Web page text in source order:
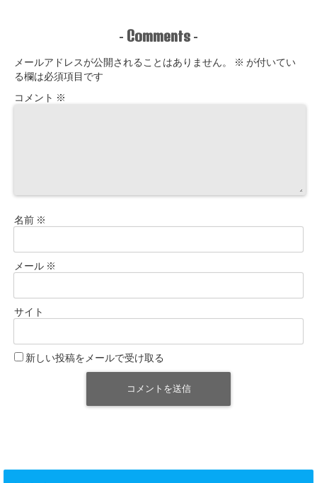
- Comments -
メールアドレスが公開されることはありません。 ※ が付いてい
る欄は必須項目です
コメント ※
名前 ※
メール ※
サイト
新しい投稿をメールで受け取る